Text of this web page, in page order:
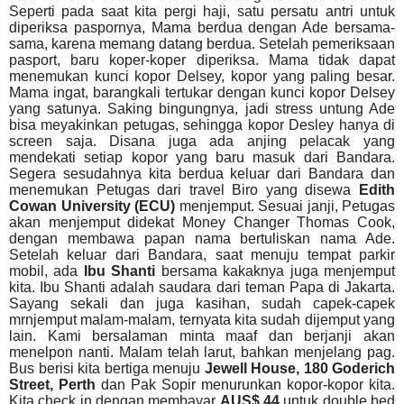
Seperti pada saat kita pergi haji, satu persatu antri untuk
diperiksa paspornya, Mama berdua dengan Ade bersama-
sama, karena memang datang berdua. Setelah pemeriksaan
pasport, baru koper-koper diperiksa. Mama tidak dapat
menemukan kunci kopor Delsey, kopor yang paling besar.
Mama ingat, barangkali tertukar dengan kunci kopor Delsey
yang satunya. Saking bingungnya, jadi stress untung Ade
bisa meyakinkan petugas, sehingga kopor Desley hanya di
screen saja. Disana juga ada anjing pelacak yang
mendekati setiap kopor yang baru masuk dari Bandara.
Segera sesudahnya kita berdua keluar dari Bandara dan
menemukan Petugas dari travel Biro yang disewa
Edith
Cowan University (ECU) menjemput. Sesuai janji, Petugas
akan menjemput didekat Money Changer Thomas Cook,
dengan membawa papan nama bertuliskan nama Ade.
Setelah keluar dari Bandara, saat menuju tempat parkir
mobil, ada
Ibu Shanti bersama kakaknya juga menjemput
kita. Ibu Shanti adalah saudara dari teman Papa di Jakarta.
Sayang sekali dan juga kasihan, sudah capek-capek
mrnjemput malam-malam, ternyata kita sudah dijemput yang
lain. Kami bersalaman minta maaf dan berjanji akan
menelpon nanti. Malam telah larut, bahkan menjelang pag.
Bus berisi kita bertiga menuju Jewell House, 180 Goderich
Street, Perth dan Pak Sopir menurunkan kopor-kopor kita.
Kita check in dengan membayar AUS$ 44 untuk double bed